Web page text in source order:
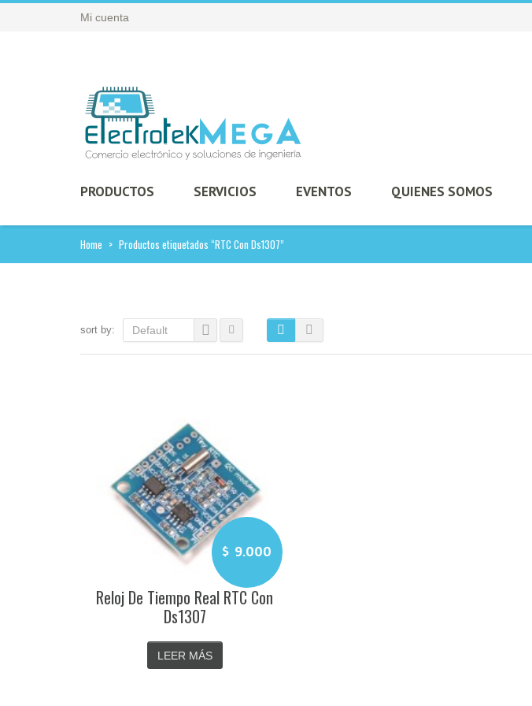
Mi cuenta
PRODUCTOS SERVICIOS EVENTOS QUIENES SOMOS
Home > Productos etiquetados “RTC Con Ds1307”
sort by: Default
$ 9.000
Reloj De Tiempo Real RTC Con
Ds1307
LEER MÁS